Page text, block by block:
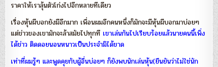
ราคาให้เราลุ้นตัวโก่งไปอีกหลายทีเดียว
เรื่องหุ้นผีบอกยังมีอีกมาก เพื่อนผมอีกคนหนึ่งก็มักจะมีหุ้นผีบอกมาบ่อยๆ
แต่ข่าวของเขามักจะล้าสมัยไปทุกที เขาเล่นกันไปเรียบร้อยแล้วนายคนนี้เพิ่ง
ได้ข่าว ติดดอยนอนหนาวเป็นประจำมิได้ขาด
เท่าที่ผมรู้ๆ และพูดคุยกับผู้อื่นบ่อยๆ ก็ยังพบนักเล่นหุ้น(ยืนยันว่าไม่ใช่นัก